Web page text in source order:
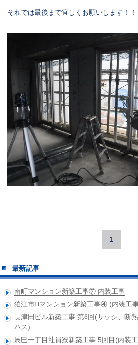
それでは最後まで宜しくお願いします！！
1
最新記事
南町マンション新築工事⑦ 内装工事
狛江市Hマンション新築工事④ (内装工
長津田ビル新築工事 第6回(サッシ、断
バス)
辰巳一丁目社員寮新築工事 5回目(内装